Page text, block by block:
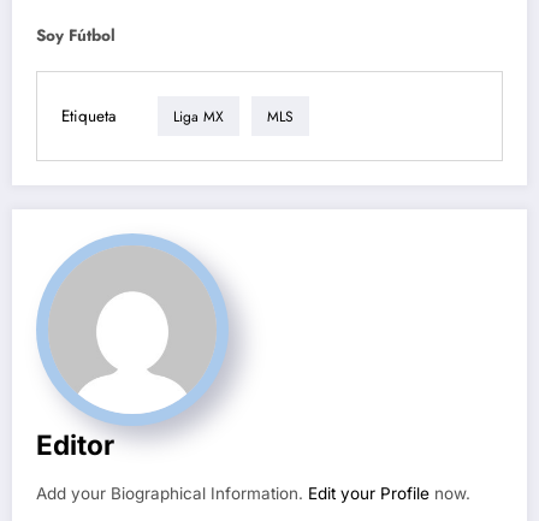
Soy Fútbol
Etiqueta Liga MX MLS
Editor
Add your Biographical Information. Edit your Profile now.